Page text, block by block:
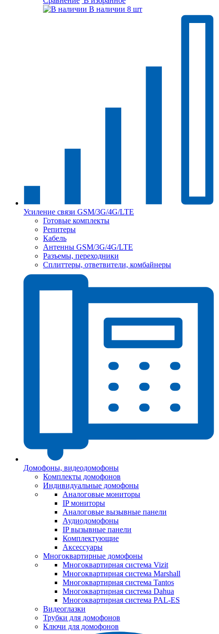
В наличии 8 шт
Усиление связи GSM/3G/4G/LTE
Готовые комплекты
Репитеры
Кабель
Антенны GSM/3G/4G/LTE
Разъемы, переходники
Сплиттеры, ответвители, комбайнеры
Домофоны, видеодомофоны
Комплекты домофонов
Индивидуальные домофоны
Аналоговые мониторы
IP мониторы
Аналоговые вызывные панели
Аудиодомофоны
IP вызывные панели
Комплектующие
Аксессуары
Многоквартирные домофоны
Многоквартирная система Vizit
Многоквартирная система Marshall
Многоквартирная система Tantos
Многоквартирная система Dahua
Многоквартирная система PAL-ES
Видеоглазки
Трубки для домофонов
Ключи для домофонов